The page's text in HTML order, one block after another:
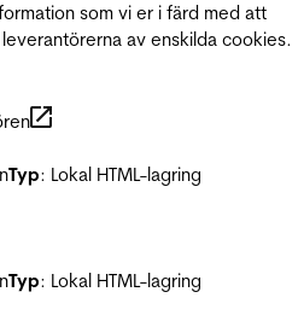
som vi er i färd med att
av enskilda cookies.
Typ: Lokal HTML-lagring
Typ: Lokal HTML-lagring